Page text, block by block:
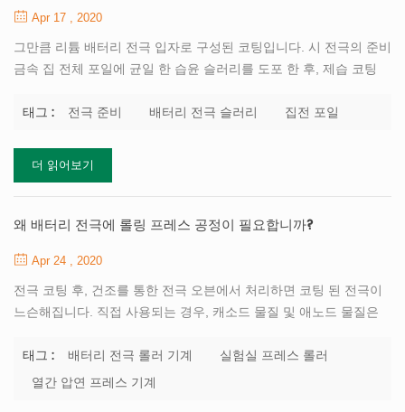
코팅되고 애노드는 구리 포일 상에 ...
Apr 17 , 2020
그만큼 리튬 배터리 전극 입자로 구성된 코팅입니다. 시 전극의 준비
금속 집 전체 포일에 균일 한 습윤 슬러리를 도포 한 후, 제습 코팅
랙 종종에 추가됩니다 배터리 전극 슬러리 . 고형분은 일반적으로
정의 설계 및 작동에 영향을 미칩니다. 코팅 속도, 코팅 두께는 건조
는 코팅의 균일성에 영향을 미친다. 따라서, ...
태그 : 전극 준비 배터리 전극 슬러리 집전 포일
더 읽어보기
왜 배터리 전극에 롤링 프레스 공정이 필요합니까?
Apr 24 , 2020
전극 코팅 후, 건조를 통한 전극 오븐에서 처리하면 코팅 된 전극이
느슨해집니다. 직접 사용되는 경우, 캐소드 물질 및 애노드 물질은
러 질 수있다 배터리 전극 롤러 기계 . 안정성, 견고성 가압 전극의
전기 화학적 특성이 개선되었으며 압축되지 않은 샘플보다 테스트
태그 : 배터리 전극 롤러 기계
실험실 프레스 롤러
열간 압연 프레스 기계